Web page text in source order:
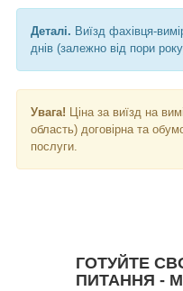
Деталі. Виїзд фахівця-
днів (залежно від пори
Увага! Ціна за виїзд на
область) договірна та
послуги.
ГОТУЙТЕ
ПИТАННЯ -